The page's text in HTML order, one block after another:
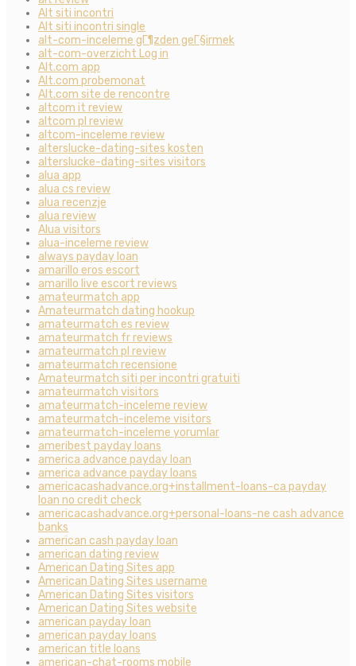
Alt siti incontri
Alt siti incontri single
alt-com-inceleme gГ¶zden geГ§irmek
alt-com-overzicht Log in
Alt.com app
Alt.com probemonat
Alt.com site de rencontre
altcom it review
altcom pl review
altcom-inceleme review
alterslucke-dating-sites kosten
alterslucke-dating-sites visitors
alua app
alua cs review
alua recenzje
alua review
Alua visitors
alua-inceleme review
always payday loan
amarillo eros escort
amarillo live escort reviews
amateurmatch app
Amateurmatch dating hookup
amateurmatch es review
amateurmatch fr reviews
amateurmatch pl review
amateurmatch recensione
Amateurmatch siti per incontri gratuiti
amateurmatch visitors
amateurmatch-inceleme review
amateurmatch-inceleme visitors
amateurmatch-inceleme yorumlar
ameribest payday loans
america advance payday loan
america advance payday loans
americacashadvance.org+installment-loans-ca payday
loan no credit check
americacashadvance.org+personal-loans-ne cash advance
banks
american cash payday loan
american dating review
American Dating Sites app
American Dating Sites username
American Dating Sites visitors
American Dating Sites website
american payday loan
american payday loans
american title loans
american-chat-rooms mobile